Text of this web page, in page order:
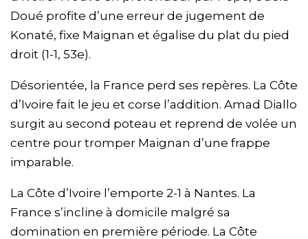
Doué profite d’une erreur de jugement de
Konaté, fixe Maignan et égalise du plat du pied
droit (1-1, 53e).
Désorientée, la France perd ses repères. La Côte
d’Ivoire fait le jeu et corse l’addition. Amad Diallo
surgit au second poteau et reprend de volée un
centre pour tromper Maignan d’une frappe
imparable.
La Côte d’Ivoire l’emporte 2-1 à Nantes. La
France s’incline à domicile malgré sa
domination en première période. La Côte